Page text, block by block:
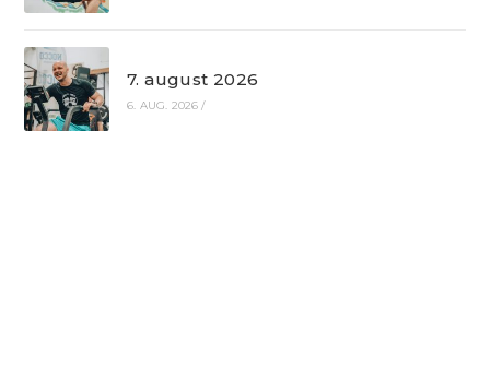
7. august 2026
6. AUG. 2026 /